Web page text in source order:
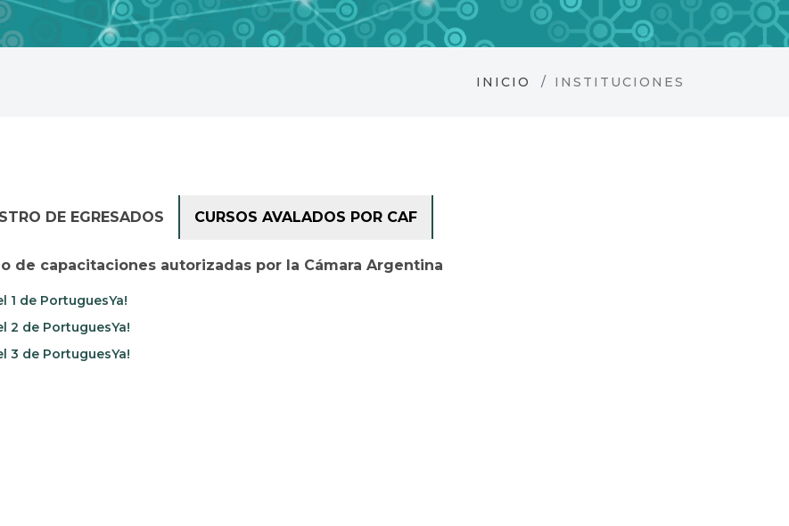
INICIO INSTITUCIONES
DE EGRESADOS CURSOS AVALADOS POR CAF
de capacitaciones autorizadas por la Cámara Argentina
1 de PortuguesYa!
2 de PortuguesYa!
3 de PortuguesYa!